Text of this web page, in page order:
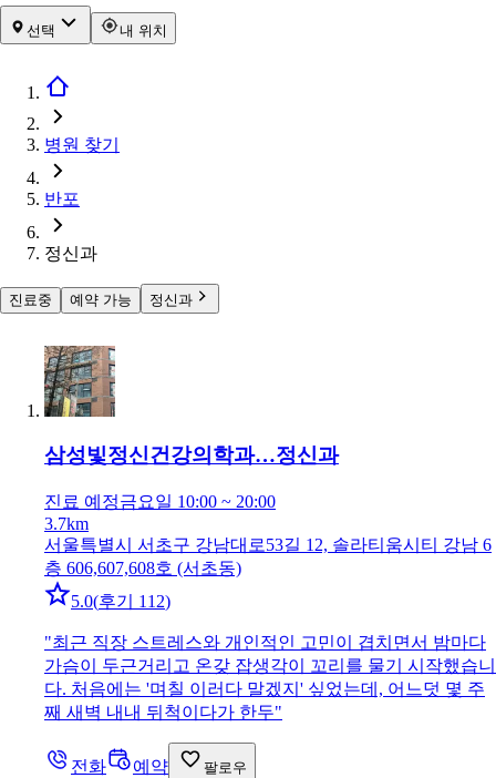
선택 내 위치
병원 찾기
반포
정신과
진료중 예약 가능 정신과
삼성빛정신건강의학과…정신과
진료 예정금요일 10:00 ~ 20:00
3.7km
서울특별시 서초구 강남대로53길 12, 솔라티움시티 강남 6
층 606,607,608호 (서초동)
5.0(후기 112)
"최근 직장 스트레스와 개인적인 고민이 겹치면서 밤마다
가슴이 두근거리고 온갖 잡생각이 꼬리를 물기 시작했습니
다. 처음에는 '며칠 이러다 말겠지' 싶었는데, 어느덧 몇 주
째 새벽 내내 뒤척이다가 한두"
전화 예약 팔로우